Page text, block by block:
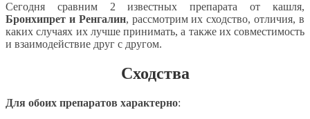
Сегодня сравним 2 известных препарата от кашля,
Бронхипрет и Ренгалин, рассмотрим их сходство, отличия, в
каких случаях их лучше принимать, а также их совместимость
и взаимодействие друг с другом.
Сходства
Для обоих препаратов характерно: